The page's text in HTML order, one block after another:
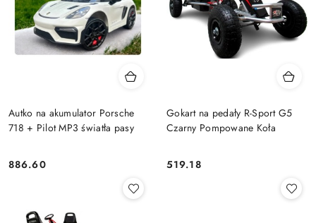
Autko na akumulator Porsche
718 + Pilot MP3 światła pasy
Cena:
886.60
Gokart na pedały R-Sport G5
Czarny Pompowane Koła
Cena:
519.18